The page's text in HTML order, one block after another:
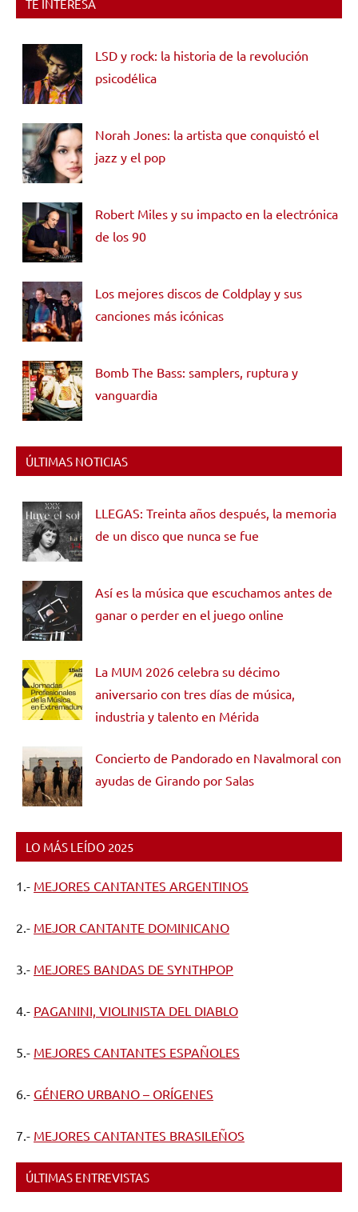
TE INTERESA
LSD y rock: la historia de la revolución
psicodélica
Norah Jones: la artista que conquistó el
jazz y el pop
Robert Miles y su impacto en la electrónica
de los 90
Los mejores discos de Coldplay y sus
canciones más icónicas
Bomb The Bass: samplers, ruptura y
vanguardia
ÚLTIMAS NOTICIAS
LLEGAS: Treinta años después, la memoria
de un disco que nunca se fue
Así es la música que escuchamos antes de
ganar o perder en el juego online
La MUM 2026 celebra su décimo
aniversario con tres días de música,
industria y talento en Mérida
Concierto de Pandorado en Navalmoral con
ayudas de Girando por Salas
LO MÁS LEÍDO 2025
1.- MEJORES CANTANTES ARGENTINOS
2.- MEJOR CANTANTE DOMINICANO
3.- MEJORES BANDAS DE SYNTHPOP
4.- PAGANINI, VIOLINISTA DEL DIABLO
5.- MEJORES CANTANTES ESPAÑOLES
6.- GÉNERO URBANO – ORÍGENES
7.- MEJORES CANTANTES BRASILEÑOS
ÚLTIMAS ENTREVISTAS